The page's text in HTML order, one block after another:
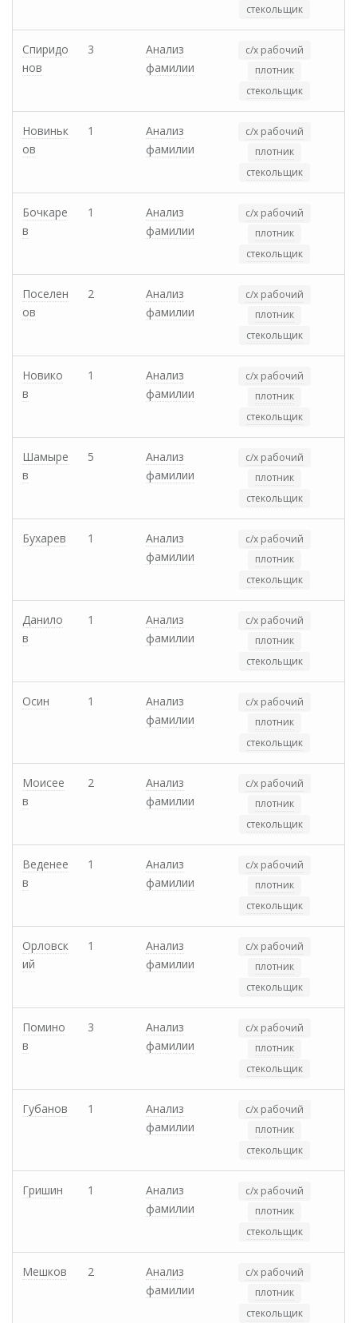
стекольщик
Спиридо
нов
3
Анализ
фамилии
с/х рабочий
плотник
стекольщик
Новиньк
ов
1
Анализ
фамилии
с/х рабочий
плотник
стекольщик
Бочкаре
в
1
Анализ
фамилии
с/х рабочий
плотник
стекольщик
Поселен
ов
2
Анализ
фамилии
с/х рабочий
плотник
стекольщик
Новико
в
1
Анализ
фамилии
с/х рабочий
плотник
стекольщик
Шамыре
в
5
Анализ
фамилии
с/х рабочий
плотник
стекольщик
Бухарев 1
Анализ
фамилии
с/х рабочий
плотник
стекольщик
Данило
в
1
Анализ
фамилии
с/х рабочий
плотник
стекольщик
Осин 1
Анализ
фамилии
с/х рабочий
плотник
стекольщик
Моисее
в
2
Анализ
фамилии
с/х рабочий
плотник
стекольщик
Веденее
в
1
Анализ
фамилии
с/х рабочий
плотник
стекольщик
Орловск
ий
1
Анализ
фамилии
с/х рабочий
плотник
стекольщик
Помино
в
3
Анализ
фамилии
с/х рабочий
плотник
стекольщик
Губанов 1
Анализ
фамилии
с/х рабочий
плотник
стекольщик
Гришин 1
Анализ
фамилии
с/х рабочий
плотник
стекольщик
Мешков 2
Анализ
фамилии
с/х рабочий
плотник
стекольщик